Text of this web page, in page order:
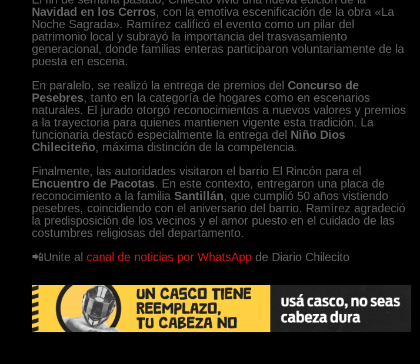
Navidad en los Cerros, con la emotiva escenificación de la obra «La
Noche Sagrada». Ramírez calificó el evento como un pilar del
patrimonio local y subrayó la importancia del trasvasamiento
generacional, donde familias enteras participaron voluntariamente de la
puesta en escena.
En paralelo, se realizó la entrega de premios del Concurso de
Pesebres, tanto en la categoría de hogares como en escenarios
naturales. El jurado otorgó reconocimientos a nuevos valores y premios
a la trayectoria para quienes mantienen vigente esta tradición. La
funcionaria destacó especialmente la entrega del Niño Dios
Chileciteño, máxima distinción de la competencia.
Finalmente, las autoridades visitaron el barrio El Rincón para el
Encuentro de Pacotas. En este contexto, entregaron una placa de
reconocimiento a la familia Santillán, que cumplió 50 años vistiendo
pesebres, coincidiendo con el aniversario del barrio. Ramírez agradeció
la predisposición de los vecinos y el amor puesto en el cuidado de las
costumbres religiosas del departamento.
📲Unite al canal de noticias por WhatsAppde Diario Chilecito